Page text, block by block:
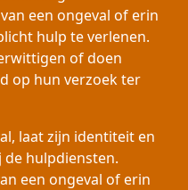
een ongeval of erin
hulp te verlenen.
of doen
op hun verzoek ter
laat zijn identiteit en
hulpdiensten.
een ongeval of erin